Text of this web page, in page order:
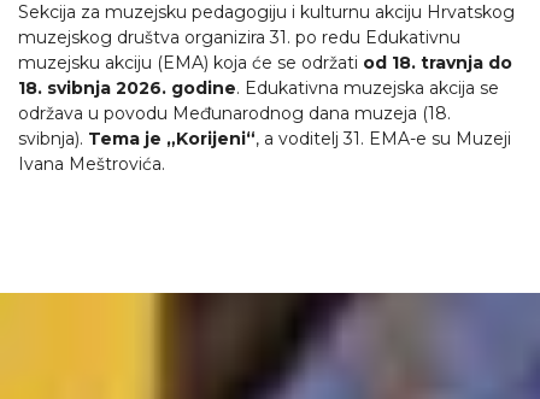
Sekcija za muzejsku pedagogiju i kulturnu akciju Hrvatskog
muzejskog društva organizira 31. po redu Edukativnu
muzejsku akciju (EMA) koja će se održati od 18. travnja do
18. svibnja 2026. godine. Edukativna muzejska akcija se
održava u povodu Međunarodnog dana muzeja (18.
svibnja). Tema je „Korijeni“, a voditelj 31. EMA-e su Muzeji
Ivana Meštrovića.